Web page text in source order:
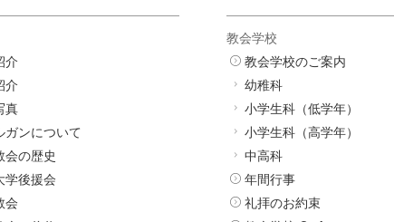
介
介
真
ガンについて
会の歴史
学後援会
会
教会学校
教会学校のご案内
幼稚科
小学生科（低学年）
小学生科（高学年）
中高科
年間行事
礼拝のお約束